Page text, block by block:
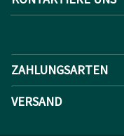
ZAHLUNGSARTEN
VERSAND